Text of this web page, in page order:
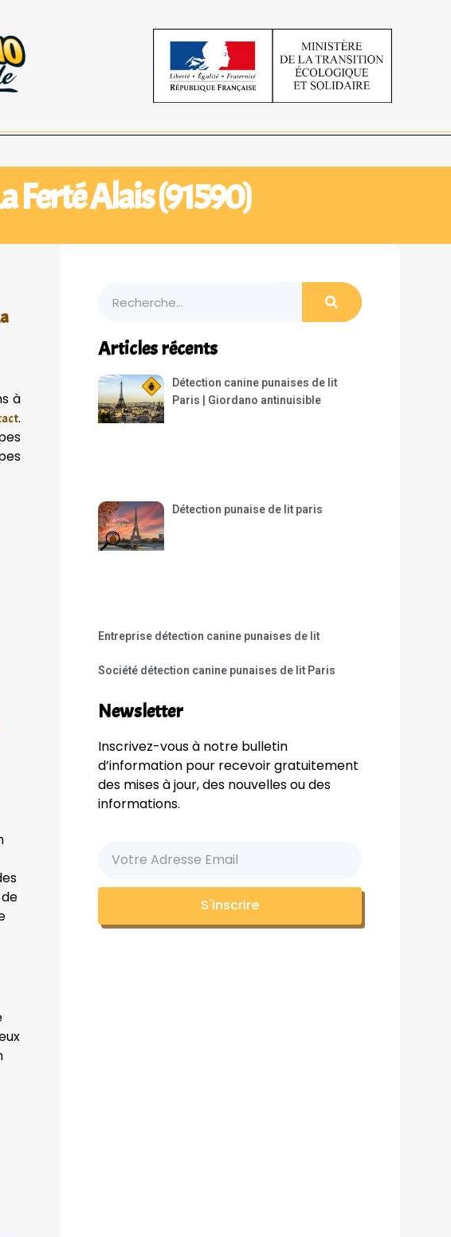
Ferté Alais (91590)
à
.
Articles récents
Détection canine punaises de lit
Paris | Giordano antinuisible
Détection punaise de lit paris
Entreprise détection canine punaises de lit
Société détection canine punaises de lit Paris
Newsletter
Inscrivez-vous à notre bulletin
d’information pour recevoir gratuitement
des mises à jour, des nouvelles ou des
informations.
S'inscrire